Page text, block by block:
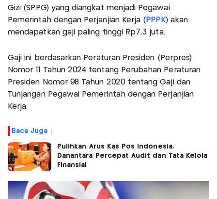
Gizi (SPPG) yang diangkat menjadi Pegawai
Pemerintah dengan Perjanjian Kerja ( PPPK) akan
mendapatkan gaji paling tinggi Rp7,3 juta.
Gaji ini berdasarkan Peraturan Presiden (Perpres)
Nomor 11 Tahun 2024 tentang Perubahan Peraturan
Presiden Nomor 98 Tahun 2020 tentang Gaji dan
Tunjangan Pegawai Pemerintah dengan Perjanjian
Kerja.
Baca Juga :
Pulihkan Arus Kas Pos Indonesia,
Danantara Percepat Audit dan Tata Kelola
Finansial